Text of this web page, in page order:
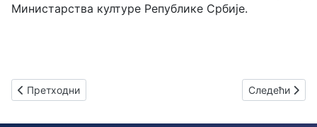
Министарства културе Републике Србије.
Претходни чланак: Камерни хор Мадригал - Марин
Претходни Следећи
Следећи